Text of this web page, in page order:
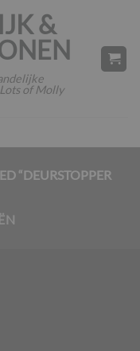
&
of Molly
“DEURSTOPPER